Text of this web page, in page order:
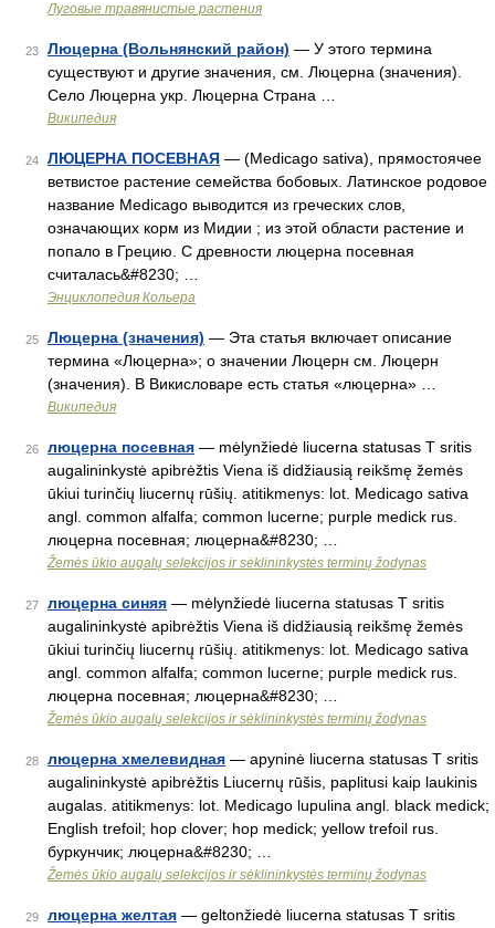
Лyговые травянистые растения
23 Люцерна (Вольнянский район) — У этого термина
существуют и другие значения, см. Люцерна (значения).
Село Люцерна укр. Люцерна Страна …
Википедия
24 ЛЮЦЕРНА ПОСЕВНАЯ — (Medicago sativa), прямостоячее
ветвистое растение семейства бобовых. Латинское родовое
название Medicago выводится из греческих слов,
означающих корм из Мидии ; из этой области растение и
попало в Грецию. С древности люцерна посевная
считалась&#8230; …
Энциклопедия Кольера
25 Люцерна (значения) — Эта статья включает описание
термина «Люцерна»; о значении Люцерн см. Люцерн
(значения). В Викисловаре есть статья «люцерна» …
Википедия
26 люцерна посевная — mėlynžiedė liucerna statusas T sritis
augalininkystė apibrėžtis Viena iš didžiausią reikšmę žemės
ūkiui turinčių liucernų rūšių. atitikmenys: lot. Medicago sativa
angl. common alfalfa; common lucerne; purple medick rus.
люцерна посевная; люцерна&#8230; …
Žemės ūkio augalų selekcijos ir sėklininkystės terminų žodynas
27 люцерна синяя — mėlynžiedė liucerna statusas T sritis
augalininkystė apibrėžtis Viena iš didžiausią reikšmę žemės
ūkiui turinčių liucernų rūšių. atitikmenys: lot. Medicago sativa
angl. common alfalfa; common lucerne; purple medick rus.
люцерна посевная; люцерна&#8230; …
Žemės ūkio augalų selekcijos ir sėklininkystės terminų žodynas
28 люцерна хмелевидная — apyninė liucerna statusas T sritis
augalininkystė apibrėžtis Liucernų rūšis, paplitusi kaip laukinis
augalas. atitikmenys: lot. Medicago lupulina angl. black medick;
English trefoil; hop clover; hop medick; yellow trefoil rus.
буркунчик; люцерна&#8230; …
Žemės ūkio augalų selekcijos ir sėklininkystės terminų žodynas
29 люцерна желтая — geltonžiedė liucerna statusas T sritis